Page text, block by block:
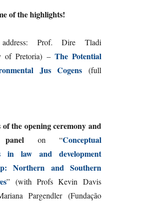
of the highlights!
address: Prof. Dire Tladi
of Pretoria) – The Potential
Jus Cogens (full
the opening ceremony and
on “Conceptual
in law and development
Northern and Southern
” (with Profs Kevin Davis
Pargendler (Fundação